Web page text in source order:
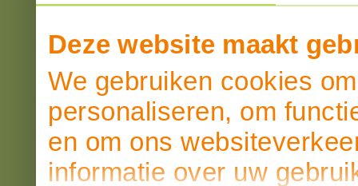
Deze website maakt
We gebruiken cookies
personaliseren, om
en om ons
informatie over uw